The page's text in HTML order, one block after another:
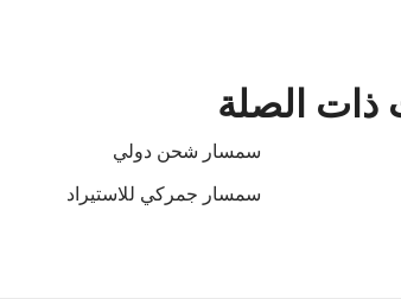
ذات الصلة
سمسار شحن دولي
سمسار جمركي للاستيراد